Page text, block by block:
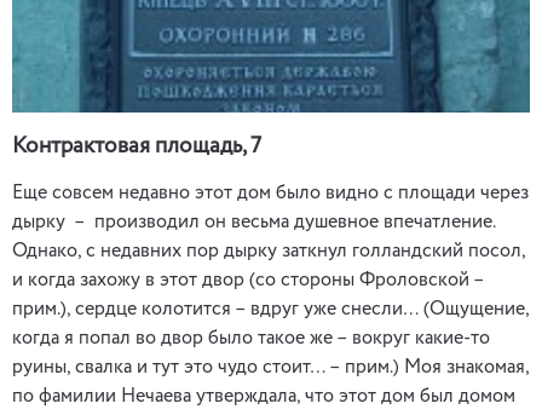
Контрактовая площадь, 7
Еще совсем недавно этот дом было видно с площади через
дырку – производил он весьма душевное впечатление.
Однако, с недавних пор дырку заткнул голландский посол,
и когда захожу в этот двор (со стороны Фроловской –
прим.), сердце колотится – вдруг уже снесли… (Ощущение,
когда я попал во двор было такое же – вокруг какие-то
руины, свалка и тут это чудо стоит… – прим.) Моя знакомая,
по фамилии Нечаева утверждала, что этот дом был домом